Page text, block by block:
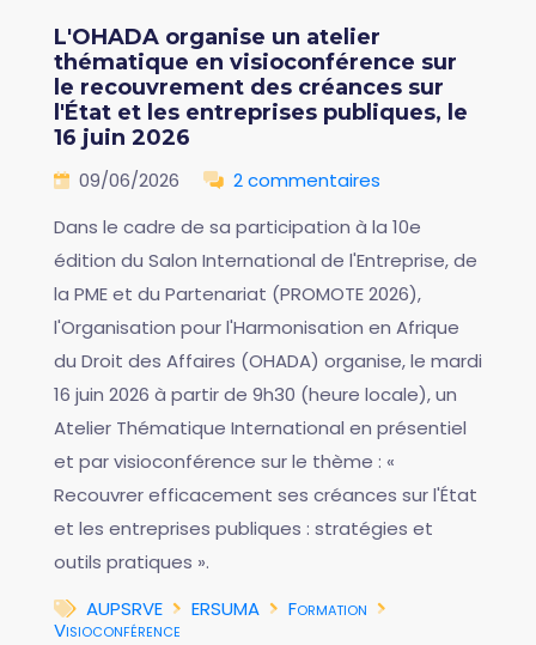
L'OHADA organise un atelier
thématique en visioconférence sur
le recouvrement des créances sur
l'État et les entreprises publiques, le
16 juin 2026
09/06/2026
2 commentaires
Dans le cadre de sa participation à la 10e
édition du Salon International de l'Entreprise, de
la PME et du Partenariat (PROMOTE 2026),
l'Organisation pour l'Harmonisation en Afrique
du Droit des Affaires (OHADA) organise, le mardi
16 juin 2026 à partir de 9h30 (heure locale), un
Atelier Thématique International en présentiel
et par visioconférence sur le thème : «
Recouvrer efficacement ses créances sur l'État
et les entreprises publiques : stratégies et
outils pratiques ».
AUPSRVE
ERSUMA
Formation
Visioconférence